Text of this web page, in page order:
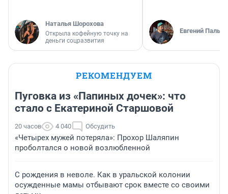
Наталья Шорохова
Открыла кофейную точку на
деньги соцразвития
Евгений
РЕКОМЕНДУЕМ
Пуговка из «Папиных дочек»: что
стало с Екатериной Старшовой
20 часов 4 040 Обсудить
«Четырех мужей потеряла»: Прохор Шаляпин
проболтался о новой возлюбленной
С рождения в неволе. Как в уральской колонии
осужденные мамы отбывают срок вместе со своими